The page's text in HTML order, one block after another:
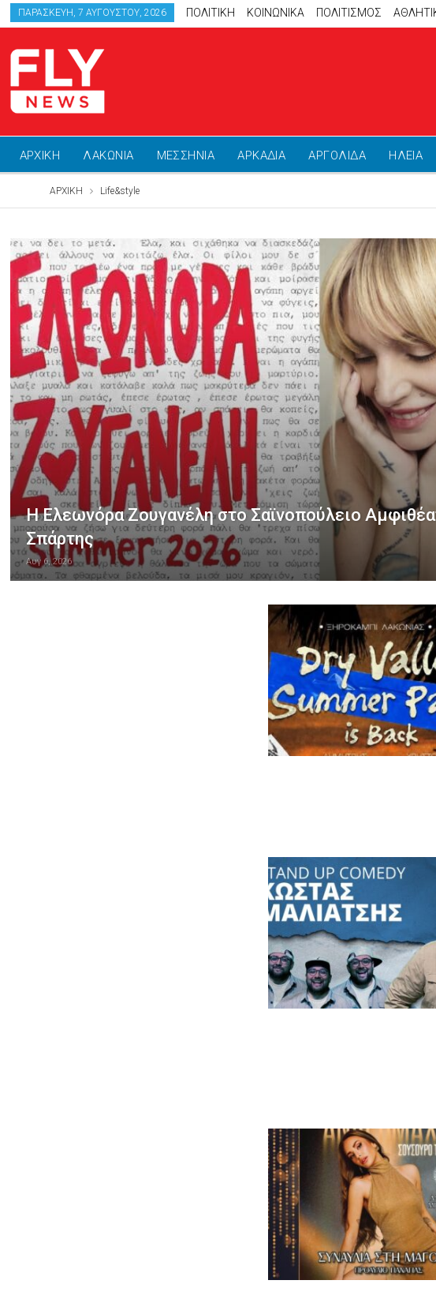
ΠΑΡΑΣΚΕΥΉ, 7 ΑΥΓΟΎΣΤΟΥ, 2026 ΠΟΛΙΤΙΚΗ ΚΟΙΝΩΝΙΚΑ ΠΟΛΙΤΙΣΜΟΣ
ΑΡΧΙΚΗ ΛΑΚΩΝΙΑ ΜΕΣΣΗΝΙΑ ΑΡΚΑΔΙΑ ΑΡΓΟΛΙΔΑ ΗΛΕΙΑ
ΑΡΧΙΚΗ Life&style
Η Ελεωνόρα Ζουγανέλη στο Σαϊνοπούλειο
Σπάρτης
Αυγ 6, 2026